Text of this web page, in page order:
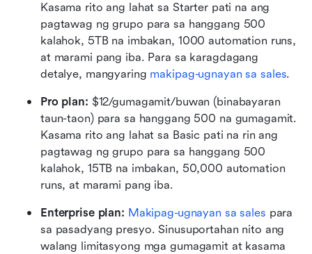
Kasama rito ang lahat sa Starter pati na ang
pagtawag ng grupo para sa hanggang 500
kalahok, 5TB na imbakan, 1000 automation runs,
at marami pang iba. Para sa karagdagang
detalye, mangyaring makipag-ugnayan sa sales.
Pro plan: $12/gumagamit/buwan (binabayaran
taun-taon) para sa hanggang 500 na gumagamit.
Kasama rito ang lahat sa Basic pati na rin ang
pagtawag ng grupo para sa hanggang 500
kalahok, 15TB na imbakan, 50,000 automation
runs, at marami pang iba.
Enterprise plan: Makipag-ugnayan sa sales para
sa pasadyang presyo. Sinusuportahan nito ang
walang limitasyong mga gumagamit at kasama